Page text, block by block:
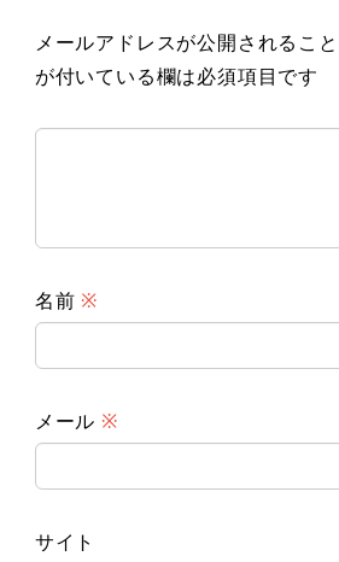
メールアドレスが公開されること
が付いている欄は必須項目です
名前 ※
メール ※
サイト